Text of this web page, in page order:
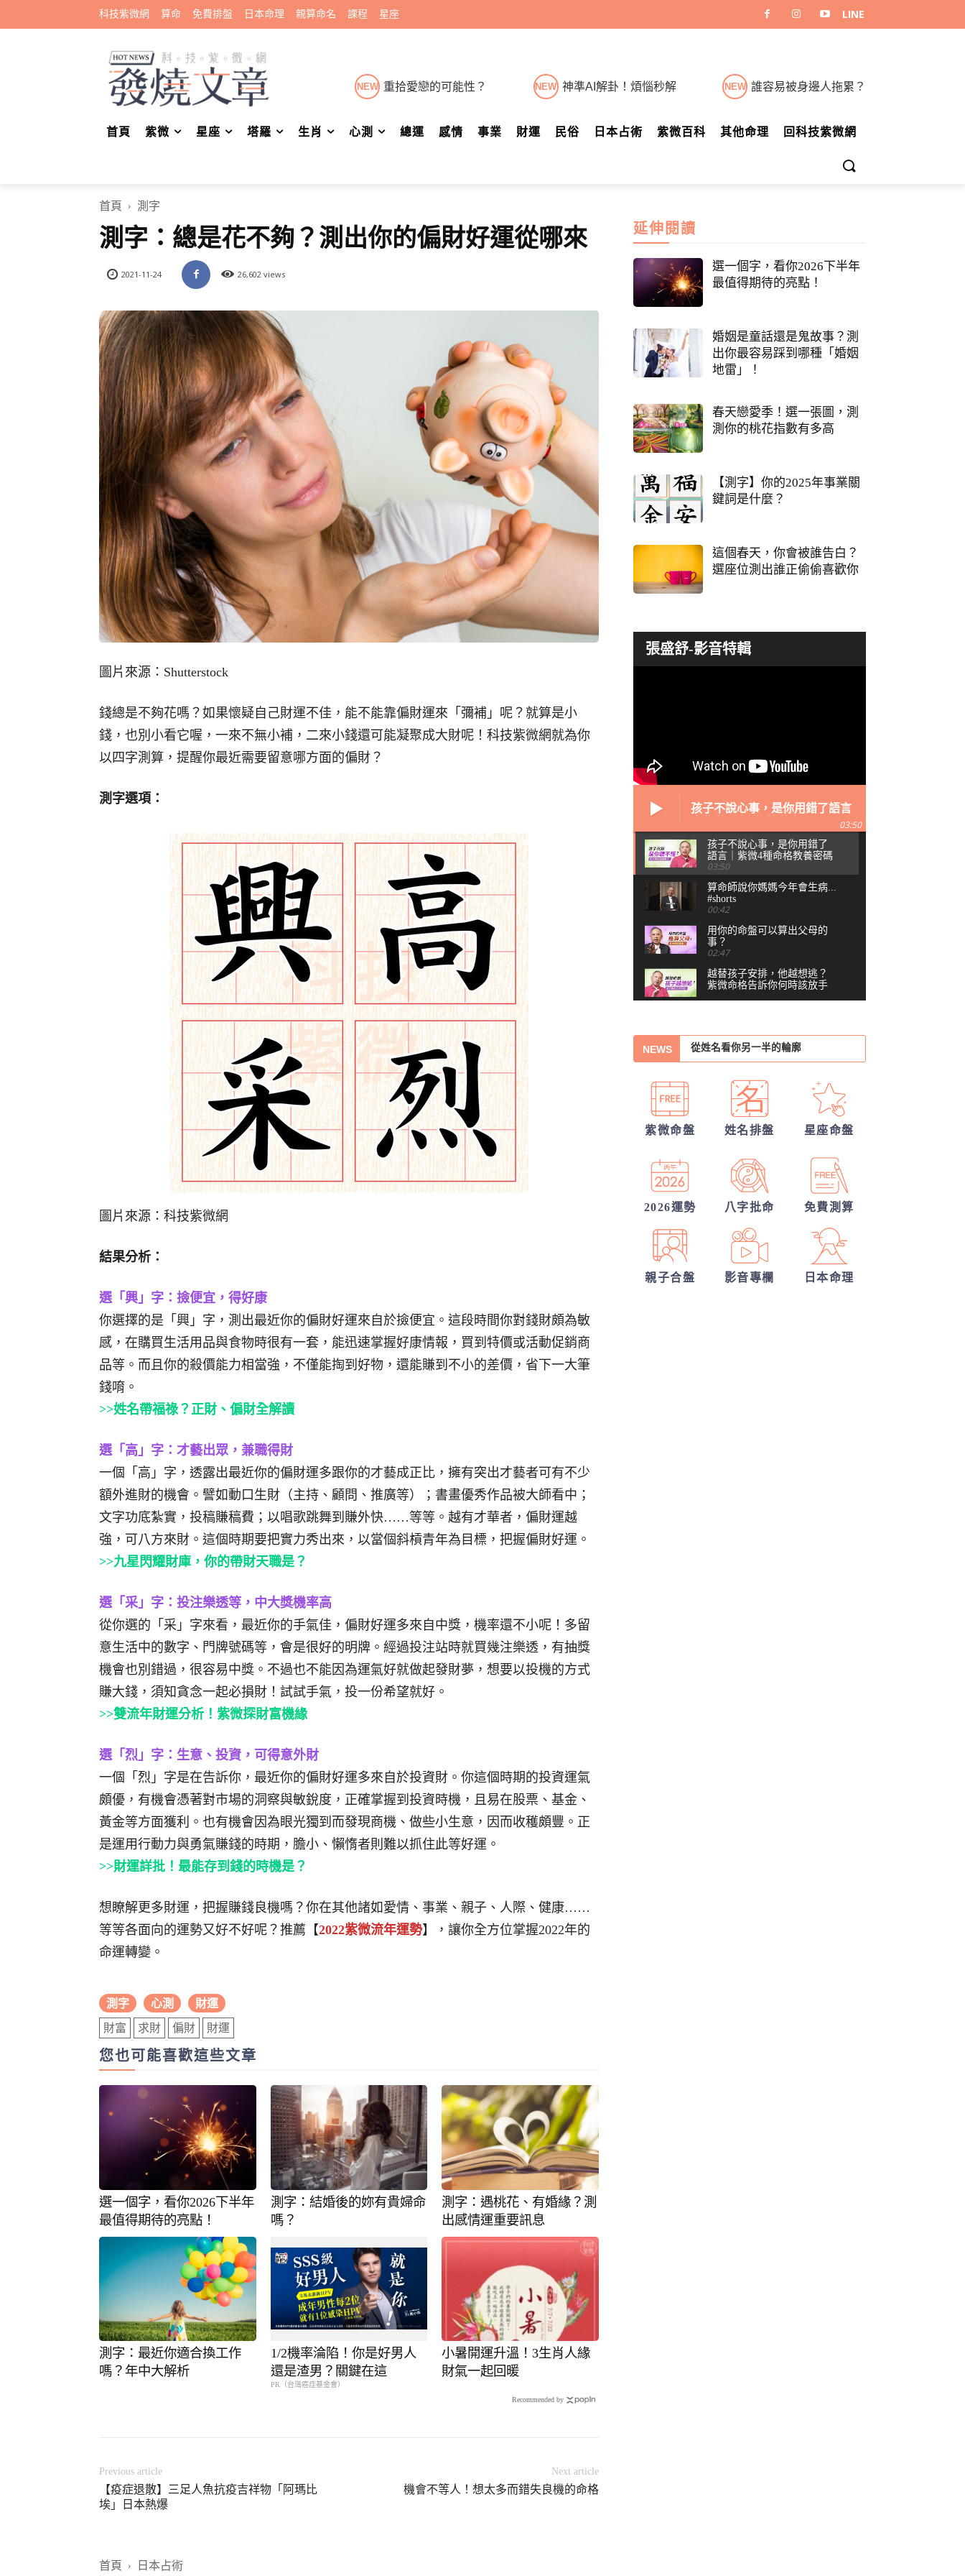
科技紫微網 算命 免費排盤 日本命理 親算命名 課程 星座
NEW 重拾愛戀的可能性？ NEW 神準AI解卦！煩惱秒解 NEW 誰容易被身邊人拖累？
首頁 紫微 星座 塔羅 生肖 心測 總運 感情 事業 財運 民俗 日本占術 紫微百科 其他命理 回科技紫微網
首頁 測字
測字：總是花不夠？測出你的偏財好運從哪來
2021-11-24 26,602 views
圖片來源：Shutterstock
錢總是不夠花嗎？如果懷疑自己財運不佳，能不能靠偏財運來「彌補」呢？就算是小
錢，也別小看它喔，一來不無小補，二來小錢還可能凝聚成大財呢！科技紫微網就為你
以四字測算，提醒你最近需要留意哪方面的偏財？
測字選項：
圖片來源：科技紫微網
結果分析：
選 「 興 」字 ：撿便宜，得好康
你選擇的是「興」字，測出最近你的偏財好運來自於撿便宜。這段時間你對錢財頗為敏
感，在購買生活用品與食物時很有一套，能迅速掌握好康情報，買到特價或活動促銷商
品等。而且你的殺價能力相當強，不僅能掏到好物，還能賺到不小的差價，省下一大筆
錢唷。
>>姓名帶福祿？正財、偏財全解讀
選 「 高 」字 ：才藝出眾，兼職得財
一個「高」字，透露出最近你的偏財運多跟你的才藝成正比，擁有突出才藝者可有不少
額外進財的機會。譬如動口生財（主持、顧問、推廣等）；書畫優秀作品被大師看中；
文字功底紮實，投稿賺稿費；以唱歌跳舞到賺外快……等等。越有才華者，偏財運越
強，可八方來財。這個時期要把實力秀出來，以當個斜槓青年為目標，把握偏財好運。
>>九星閃耀財庫，你的帶財天職是？
選 「 采 」字 ：投注樂透等，中大獎機率高
從你選的「采」字來看，最近你的手氣佳，偏財好運多來自中獎，機率還不小呢！多留
意生活中的數字、門牌號碼等，會是很好的明牌。經過投注站時就買幾注樂透，有抽獎
機會也別錯過，很容易中獎。不過也不能因為運氣好就做起發財夢，想要以投機的方式
賺大錢，須知貪念一起必損財！試試手氣，投一份希望就好。
>>雙流年財運分析！紫微探財富機緣
選「烈」字：生意、投資，可得意外財
一個「烈」字是在告訴你，最近你的偏財好運多來自於投資財。你這個時期的投資運氣
頗優，有機會憑著對市場的洞察與敏銳度，正確掌握到投資時機，且易在股票、基金、
黃金等方面獲利。也有機會因為眼光獨到而發現商機、做些小生意，因而收穫頗豐。正
是運用行動力與勇氣賺錢的時期，膽小、懶惰者則難以抓住此等好運。
>>財運詳批！最能存到錢的時機是？
想瞭解更多財運，把握賺錢良機嗎？你在其他諸如愛情、事業、親子、人際、健康……
等等各面向的運勢又好不好呢？推薦【2022紫微流年運勢】，讓你全方位掌握2022年的
命運轉變。
測字 心測 財運
財富 求財 偏財 財運
您也可能喜歡這些文章
選一個字，看你2026下半年
最值得期待的亮點！
測字：結婚後的妳有貴婦命
嗎？
測字：遇桃花、有婚緣？測
出感情運重要訊息
測字：最近你適合換工作
嗎？年中大解析
1/2機率淪陷！你是好男人
還是渣男？關鍵在這
PR（台灣癌症基金會）
小暑開運升溫！3生肖人緣
財氣一起回暖
Recommended by
Previous article
【疫症退散】三足人魚抗疫吉祥物「阿瑪比
埃」日本熱爆
Next article
機會不等人！想太多而錯失良機的命格
延伸閱讀
選一個字，看你2026下半年
最值得期待的亮點！
婚姻是童話還是鬼故事？測
出你最容易踩到哪種「婚姻
地雷」！
春天戀愛季！選一張圖，測
測你的桃花指數有多高
【測字】你的2025年事業關
鍵詞是什麼？
這個春天，你會被誰告白？
選座位測出誰正偷偷喜歡你
張盛舒-影音特輯
孩子不說心事，是你用錯了語言
03:50
孩子不說心事，是你用錯了
語言｜紫微4種命格教養密碼
03:50
算命師說你媽媽今年會生病...
#shorts
00:42
用你的命盤可以算出父母的
事？
02:47
越替孩子安排，他越想逃？
紫微命格告訴你何時該放手
00:41
習慣把累往肚子裡吞？最難
越努力越燒光自己？你的天
賦可能用過頭了 #shorts
00:40
顆星，常燒光自己
40歲，人生努力全部歸零
——我打開命盤，看到了什
麼？
04:51
一張命盤，算出你全家？
#shorts
NEWS
他會是你最終的幸福？
誰會陪我步入紅毯?
30項情定一生占
你們的命盤合嗎？適合當夫妻？批婚配
他的異性關係全解密
另一半何時來敲門?
紫微命盤 姓名排盤 星座命盤
2026運勢 八字批命 免費測算
親子合盤 影音專欄 日本命理